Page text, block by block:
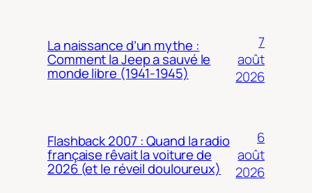
La naissance d’un mythe :
Comment la Jeep a sauvé le
monde libre (1941-1945)
7
août
2026
Flashback 2007 : Quand la radio
française rêvait la voiture de
2026 (et le réveil douloureux)
6
août
2026